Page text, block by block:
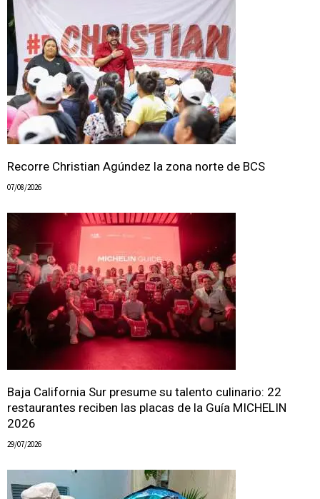
Recorre Christian Agúndez la zona norte de BCS
07/08/2026
Baja California Sur presume su talento culinario: 22
restaurantes reciben las placas de la Guía MICHELIN
2026
29/07/2026